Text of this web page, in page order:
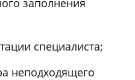
специалиста;
неподходящего